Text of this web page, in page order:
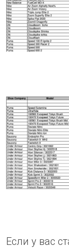
Если у вас